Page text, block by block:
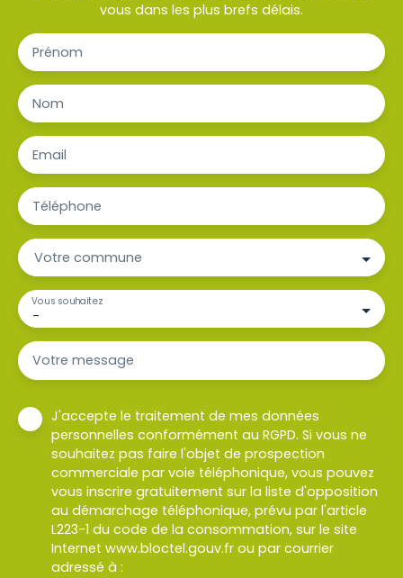
vous dans les plus brefs délais.
Prénom
Nom
Email
Téléphone
Votre commune
-
Vous souhaitez
Votre message
J'accepte le traitement de mes données
personnelles conformément au RGPD. Si vous ne
souhaitez pas faire l'objet de prospection
commerciale par voie téléphonique, vous pouvez
vous inscrire gratuitement sur la liste d'opposition
au démarchage téléphonique, prévu par l'article
L223-1 du code de la consommation, sur le site
Internet www.bloctel.gouv.fr ou par courrier
adressé à :